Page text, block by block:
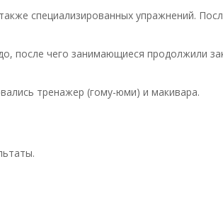
специализированных упражнений.
после чего занимающиеся продолжили
тренажер (гому-юми) и макивара.